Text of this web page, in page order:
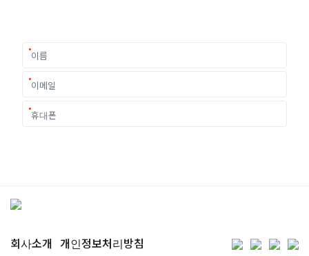
회사소개 개인정보처리방침